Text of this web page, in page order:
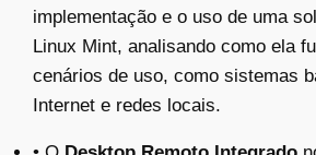
implementação e o uso de uma
Linux Mint, analisando como ela
cenários de uso, como sistemas
Internet e redes locais.